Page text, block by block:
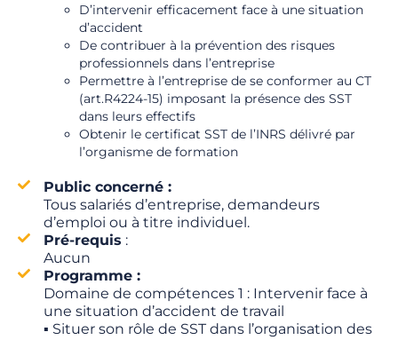
D’intervenir efficacement face à une situation
d’accident
De contribuer à la prévention des risques
professionnels dans l’entreprise
Permettre à l’entreprise de se conformer au CT
(art.R4224-15) imposant la présence des SST
dans leurs effectifs
Obtenir le certificat SST de l’INRS délivré par
l’organisme de formation
Public concerné :
Tous salariés d’entreprise, demandeurs
d’emploi ou à titre individuel.
Pré-requis :
Aucun
Programme :
Domaine de compétences 1 : Intervenir face à
une situation d’accident de travail
▪ Situer son rôle de SST dans l’organisation des